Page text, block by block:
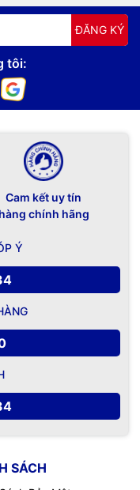
ĐĂNG KÝ
tôi:
Cam kết uy tín
hàng chính hãng
Ý
SÁCH